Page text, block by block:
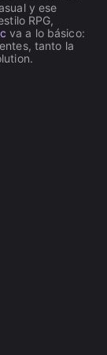
y ese
RPG,
va a lo básico:
tanto la